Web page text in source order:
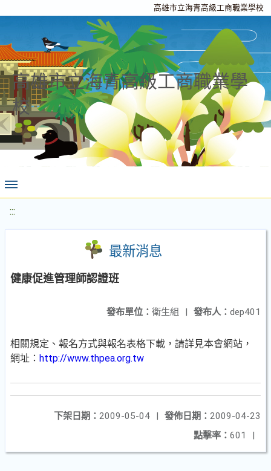
高雄市立海青高級工商職業學校
高雄市立海青高級工商職業學
校
:::
最新消息
健康促進管理師認證班
發布人： dep401
發布單位： 衛生組 |
相關規定、報名方式與報名表格下載，請詳見本會網站，
網址： http://www.thpea.org.tw
發佈日期： 2009-04-23
下架日期： 2009-05-04
|
點擊率： 601 |